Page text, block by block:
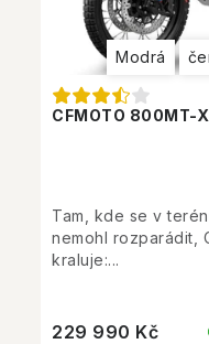
CFMOTO 800MT-X
Modrá
229 990 Kč
Tam, kde se v
nemohl rozparádit,
kraluje:...